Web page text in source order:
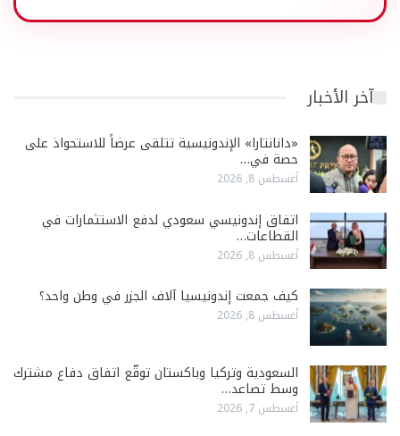
آخر الأخبار
«دانانتارا» الإندونيسية تتلقى عرضاً للاستحواذ على
حصة في…
أغسطس 8, 2026
اتفاق إندونيسي سعودي لدفع الاستثمارات في
القطاعات…
أغسطس 8, 2026
كيف جمعت إندونيسيا آلاف الجزر في وطن واحد؟
أغسطس 8, 2026
السعودية وتركيا وباكستان توقّع اتفاق دفاع مشترك
وسط تصاعد…
أغسطس 7, 2026